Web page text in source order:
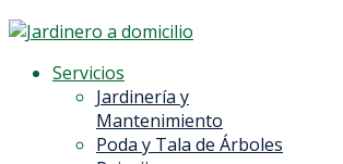
Servicios
Jardinería y
Mantenimiento
Poda y Tala de Árboles